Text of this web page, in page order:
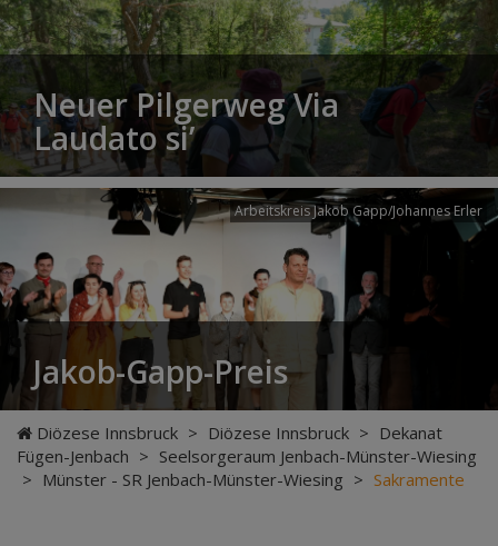
Neuer Pilgerweg Via
Laudato si’
Arbeitskreis Jakob Gapp/Johannes Erler
Jakob-Gapp-Preis
Diözese Innsbruck > Diözese Innsbruck > Dekanat
Fügen-Jenbach > Seelsorgeraum Jenbach-Münster-Wiesing
> Münster - SR Jenbach-Münster-Wiesing > Sakramente